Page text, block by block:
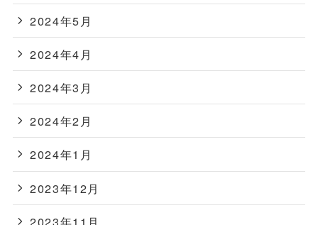
2024年5月
2024年4月
2024年3月
2024年2月
2024年1月
2023年12月
2023年11月